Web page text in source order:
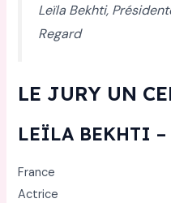
Leïla Bekhti,
Regard
LE JURY UN
LEÏLA BEKHTI –
France
Actrice